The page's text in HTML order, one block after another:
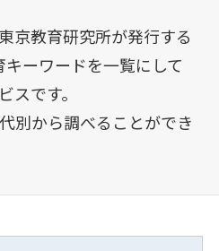
京教育研究所が発行する
ーワードを一覧にして
スです。
別から調べることができ